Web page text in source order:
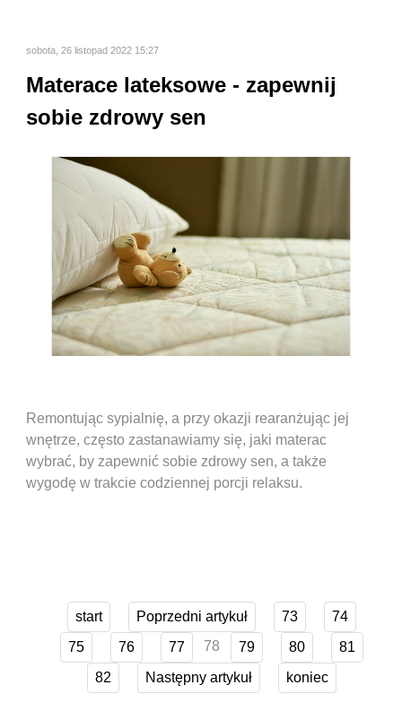
sobota, 26 listopad 2022 15:27
Materace lateksowe - zapewnij
sobie zdrowy sen
Remontując sypialnię, a przy okazji rearanżując jej
wnętrze, często zastanawiamy się, jaki materac
wybrać, by zapewnić sobie zdrowy sen, a także
wygodę w trakcie codziennej porcji relaksu.
start Poprzedni artykuł 73
74
75
76 77 78 79 80
81
82
Następny artykuł koniec